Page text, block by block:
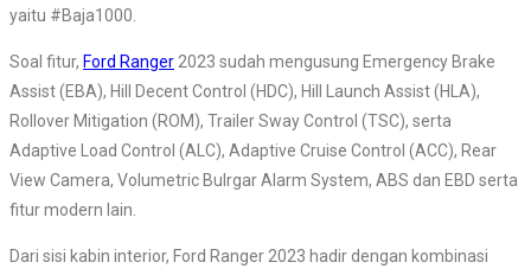
yaitu #Baja1000.
Soal fitur, Ford Ranger2023 sudah mengusung Emergency Brake
Assist (EBA), Hill Decent Control (HDC), Hill Launch Assist (HLA),
Rollover Mitigation (ROM), Trailer Sway Control (TSC), serta
Adaptive Load Control (ALC), Adaptive Cruise Control (ACC), Rear
View Camera, Volumetric Bulrgar Alarm System, ABS dan EBD serta
fitur modern lain.
Dari sisi kabin interior, Ford Ranger 2023 hadir dengan kombinasi